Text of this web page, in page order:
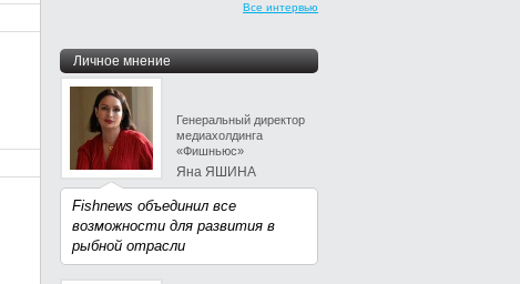
Все интервью
Личное мнение
Генеральный директор
медиахолдинга
«Фишньюс»
Яна ЯШИНА
Fishnews объединил все
возможности для развития в
рыбной отрасли